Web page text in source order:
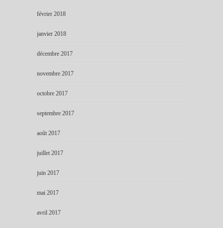
février 2018
janvier 2018
décembre 2017
novembre 2017
octobre 2017
septembre 2017
août 2017
juillet 2017
juin 2017
mai 2017
avril 2017